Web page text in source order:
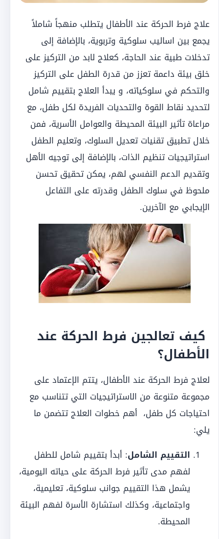
علاج فرط الحركة عند الأطفال يتطلب منهجاً شاملاً
يجمع بين اساليب سلوكية وتربوية، بالإضافة إلى
تدخلات طبية عند الحاجة، كعلاج لابد من التركيز على
خلق بيئة داعمة تعزز من قدرة الطفل على التركيز
والتحكم في سلوكياته، و يبدأ العلاج بتقييم شامل
لتحديد نقاط القوة والتحديات الفريدة لكل طفل، مع
مراعاة تأثير البيئة المحيطة والعوامل الأسرية، فمن
خلال تطبيق تقنيات تعديل السلوك، وتعليم الطفل
استراتيجيات تنظيم الذات، بالإضافة إلى توجيه الأهل
وتقديم الدعم النفسي لهم، يمكن تحقيق تحسن
ملحوظ في سلوك الطفل وقدرته على التفاعل
الإيجابي مع الآخرين.
كيف تعالجين فرط الحركة عند
الأطفال؟
لعلاج فرط الحركة عند الأطفال، يتتم الإعتماد على
مجموعة متنوعة من الاستراتيجيات التي تتناسب مع
احتياجات كل طفل، أهم خطوات العلاج تتضمن ما
يلي:
التقييم الشامل: أبدأ بتقييم شامل للطفل
لفهم مدى تأثير فرط الحركة على حياته اليومية،
يشمل هذا التقييم جوانب سلوكية، تعليمية،
واجتماعية، وكذلك استشارة الأسرة لفهم البيئة
المحيطة.